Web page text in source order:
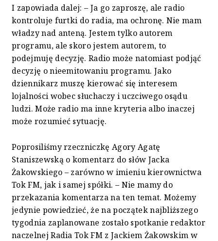
I zapowiada dalej: – Ja go zaproszę, ale radio
kontroluje furtki do radia, ma ochronę. Nie mam
władzy nad anteną. Jestem tylko autorem
programu, ale skoro jestem autorem, to
podejmuję decyzję. Radio może natomiast podjąć
decyzję o nieemitowaniu programu. Jako
dziennikarz muszę kierować się interesem
lojalności wobec słuchaczy i uczciwego osądu
ludzi. Może radio ma inne kryteria albo inaczej
może rozumieć sytuację.
Poprosiliśmy rzeczniczkę Agory Agatę
Staniszewską o komentarz do słów Jacka
Żakowskiego – zarówno w imieniu kierownictwa
Tok FM, jak i samej spółki. – Nie mamy do
przekazania komentarza na ten temat. Możemy
jedynie powiedzieć, że na początek najbliższego
tygodnia zaplanowane zostało spotkanie redaktor
naczelnej Radia Tok FM z Jackiem Żakowskim w